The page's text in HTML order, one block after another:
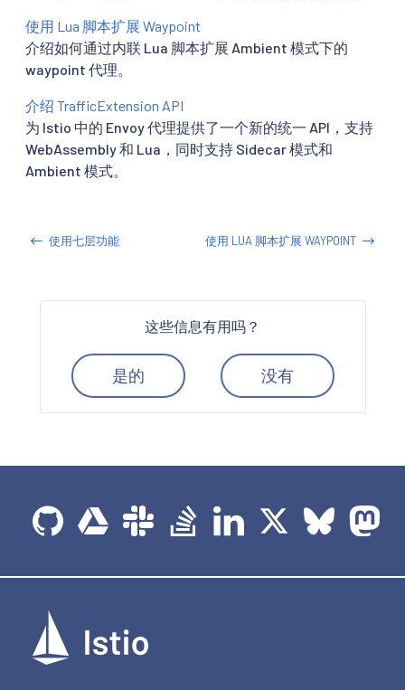
使用 Lua 脚本扩展 Waypoint
介绍如何通过内联 Lua 脚本扩展 Ambient 模式下的
waypoint 代理。
介绍 TrafficExtension API
为 Istio 中的 Envoy 代理提供了一个新的统一 API，支持
WebAssembly 和 Lua，同时支持 Sidecar 模式和
Ambient 模式。
使用七层功能 使用 LUA 脚本扩展 WAYPOINT
这些信息有用吗？
是的 没有